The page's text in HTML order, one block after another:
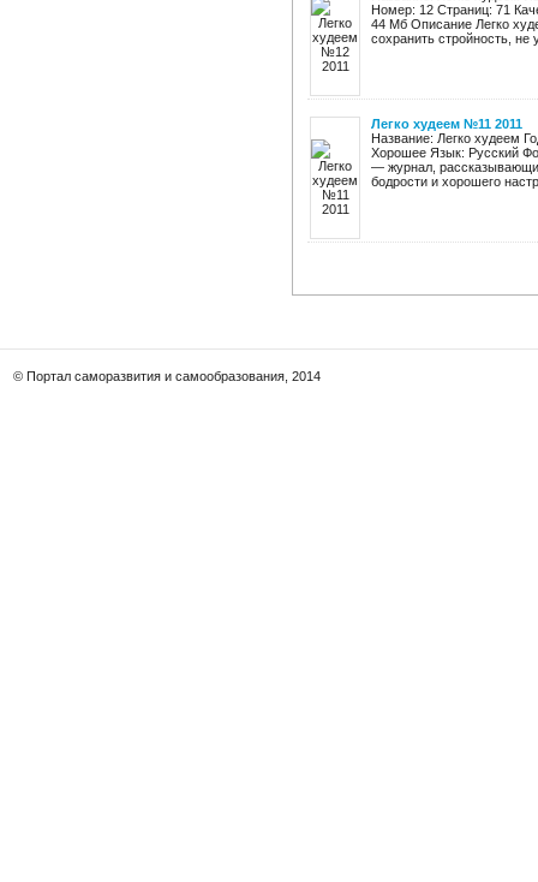
Номер: 12 Страниц: 71
44 Мб Описание Легко
сохранить стройность, не
Легко худеем №11 2011
Название: Легко худеем
Хорошее Язык: Русский
— журнал,
бодрости и хорошего
© Портал саморазвития и самообразования, 2014